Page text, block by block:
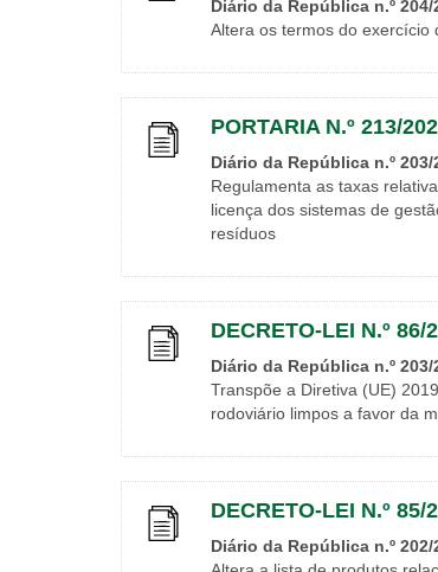
Diário da República n.º
Altera os termos do exercício
PORTARIA N.º 213/
Diário da República n.º
Regulamenta as taxas
licença dos sistemas de
resíduos
DECRETO-LEI N.º 86/
Diário da República n.º
Transpõe a Diretiva (UE)
rodoviário limpos a favor da
DECRETO-LEI N.º 85/
Diário da República n.º